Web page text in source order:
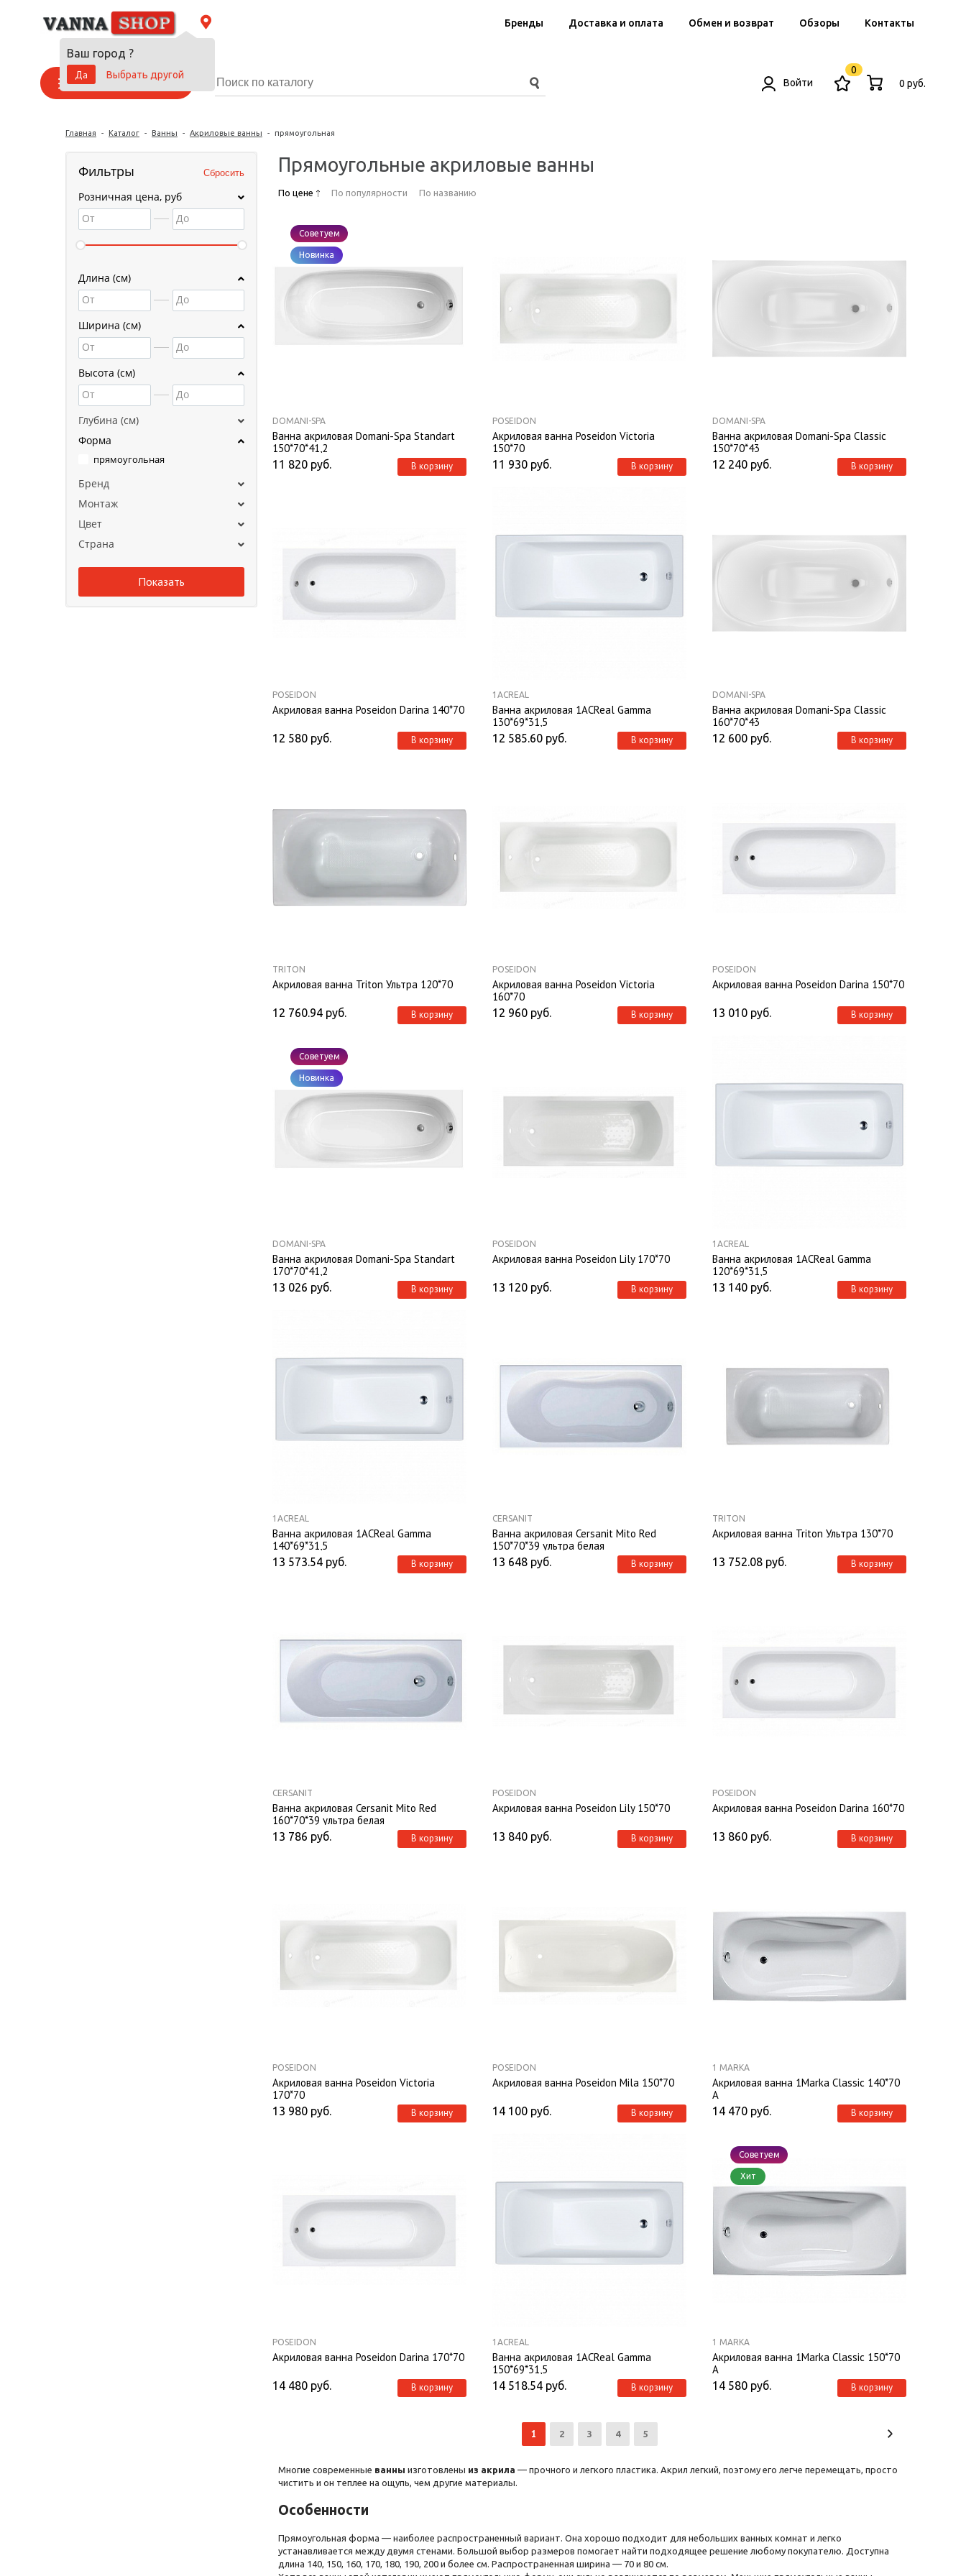
Ваш город ?
Да
Выбрать другой
Бренды Доставка и оплата Обмен и возврат Обзоры Контакты
Каталог товаров Войти
0
0 руб.
Главная - Каталог - Ванны - Акриловые ванны - прямоугольная
Фильтры
Розничная цена, руб
От
До
Длина (см)
От
До
Ширина (см)
От
До
Высота (см)
От
До
Глубина (см)
Форма
прямоугольная
Бренд
Монтаж
Цвет
Страна
Прямоугольные акриловые ванны
По цене По популярности По названию
Советуем
Новинка
DOMANI-SPA
Ванна акриловая Domani-Spa Standart
150*70*41,2
11 820 руб. В корзину
POSEIDON
Акриловая ванна Poseidon Victoria
150*70
11 930 руб. В корзину
DOMANI-SPA
Ванна акриловая Domani-Spa Classic
150*70*43
12 240 руб. В корзину
POSEIDON
Акриловая ванна Poseidon Darina 140*70
12 580 руб. В корзину
1ACREAL
Ванна акриловая 1ACReal Gamma
130*69*31,5
12 585.60 руб. В корзину
DOMANI-SPA
Ванна акриловая Domani-Spa Classic
160*70*43
12 600 руб. В корзину
TRITON
Акриловая ванна Triton Ультра 120*70
12 760.94 руб. В корзину
POSEIDON
Акриловая ванна Poseidon Victoria
160*70
12 960 руб. В корзину
POSEIDON
Акриловая ванна Poseidon Darina 150*70
13 010 руб. В корзину
Советуем
Новинка
DOMANI-SPA
Ванна акриловая Domani-Spa Standart
170*70*41,2
13 026 руб. В корзину
POSEIDON
Акриловая ванна Poseidon Lily 170*70
13 120 руб. В корзину
1ACREAL
Ванна акриловая 1ACReal Gamma
120*69*31,5
13 140 руб. В корзину
1ACREAL
Ванна акриловая 1ACReal Gamma
140*69*31,5
13 573.54 руб. В корзину
CERSANIT
Ванна акриловая Cersanit Mito Red
150*70*39 ультра белая
13 648 руб. В корзину
TRITON
Акриловая ванна Triton Ультра 130*70
13 752.08 руб. В корзину
CERSANIT
Ванна акриловая Cersanit Mito Red
160*70*39 ультра белая
13 786 руб. В корзину
POSEIDON
Акриловая ванна Poseidon Lily 150*70
13 840 руб. В корзину
POSEIDON
Акриловая ванна Poseidon Darina 160*70
13 860 руб. В корзину
POSEIDON
Акриловая ванна Poseidon Victoria
170*70
13 980 руб. В корзину
POSEIDON
Акриловая ванна Poseidon Mila 150*70
14 100 руб. В корзину
1 MARKA
Акриловая ванна 1Marka Classic 140*70
А
14 470 руб. В корзину
POSEIDON
Акриловая ванна Poseidon Darina 170*70
14 480 руб. В корзину
1ACREAL
Ванна акриловая 1ACReal Gamma
150*69*31,5
14 518.54 руб. В корзину
Советуем
Хит
1 MARKA
Акриловая ванна 1Marka Classic 150*70
А
14 580 руб. В корзину
1 2 3 4 5
Многие современные ванны изготовлены из акрила — прочного и легкого пластика. Акрил легкий, поэтому его легче перемещать, просто
чистить и он теплее на ощупь, чем другие материалы.
Особенности
Прямоугольная форма — наиболее распространенный вариант. Она хорошо подходит для небольших ванных комнат и легко
устанавливается между двумя стенами. Большой выбор размеров помогает найти подходящее решение любому покупателю. Доступна
длина 140, 150, 160, 170, 180, 190, 200 и более см. Распространенная ширина — 70 и 80 см.